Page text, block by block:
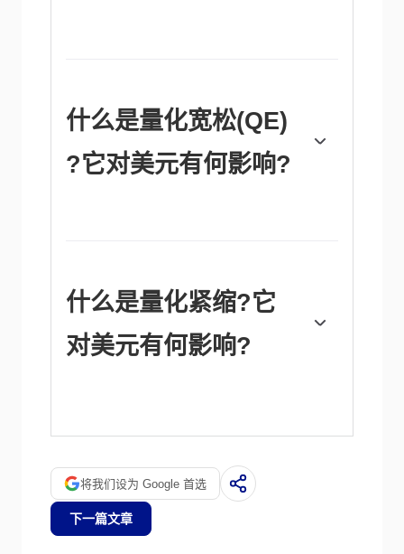
储备银行行长，以及其余11名地区储备银行行
长中的4名，这些地区储备银行行长的任期为
什么是量化宽松(QE)
?它对美元有何影响?
用。这是美联储在2008年金融危机期间的首选
武器。它涉及到美联储印刷更多的美元，并用
这些美元从金融机构购买高评级债券。量化宽
松通常会削弱美元。”
什么是量化紧缩?它
对美元有何影响?
到期债券的本金再投资于购买新债券。这通常
将我们设为 Google 首选
下一篇文章